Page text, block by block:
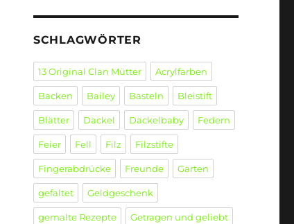
SCHLAGWÖRTER
13 Original Clan Mütter Acrylfarben
Backen Bailey Basteln Bleistift
Blätter Dackel Dackelbaby Federn
Feier Fell Filz Filzstifte
Fingerabdrücke Freunde Garten
gefaltet Geldgeschenk
gemalte Rezepte Getragen und geliebt